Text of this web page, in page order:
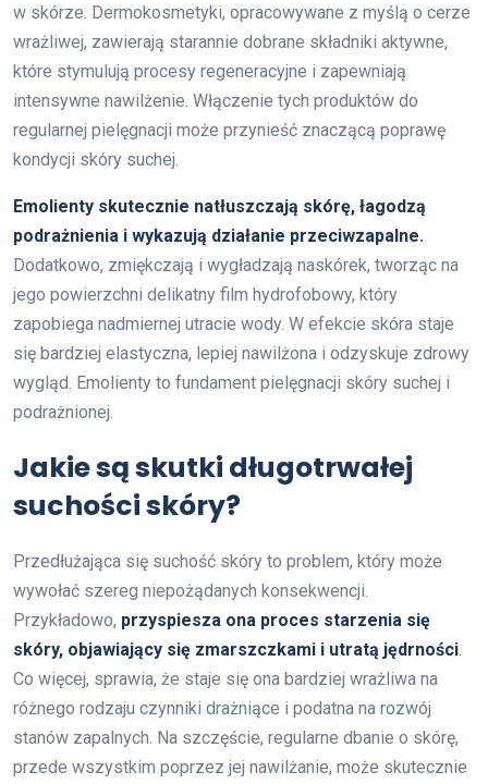
w skórze. Dermokosmetyki, opracowywane z myślą o cerze
wrażliwej, zawierają starannie dobrane składniki aktywne,
które stymulują procesy regeneracyjne i zapewniają
intensywne nawilżenie. Włączenie tych produktów do
regularnej pielęgnacji może przynieść znaczącą poprawę
kondycji skóry suchej.
Emolienty skutecznie natłuszczają skórę, łagodzą
podrażnienia i wykazują działanie przeciwzapalne.
Dodatkowo, zmiękczają i wygładzają naskórek, tworząc na
jego powierzchni delikatny film hydrofobowy, który
zapobiega nadmiernej utracie wody. W efekcie skóra staje
się bardziej elastyczna, lepiej nawilżona i odzyskuje zdrowy
wygląd. Emolienty to fundament pielęgnacji skóry suchej i
podrażnionej.
Jakie są skutki długotrwałej
suchości skóry?
Przedłużająca się suchość skóry to problem, który może
wywołać szereg niepożądanych konsekwencji.
Przykładowo, przyspiesza ona proces starzenia się
skóry, objawiający się zmarszczkami i utratą jędrności.
Co więcej, sprawia, że staje się ona bardziej wrażliwa na
różnego rodzaju czynniki drażniące i podatna na rozwój
stanów zapalnych. Na szczęście, regularne dbanie o skórę,
przede wszystkim poprzez jej nawilżanie, może skutecznie